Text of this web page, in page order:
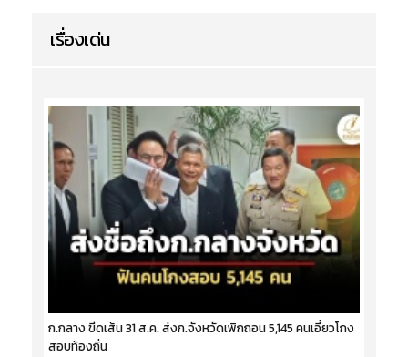
เรื่องเด่น
ก.กลาง ขีดเส้น 31 ส.ค. ส่งก.จังหวัดเพิกถอน 5,145 คนเอี่ยวโกง
สอบท้องถิ่น